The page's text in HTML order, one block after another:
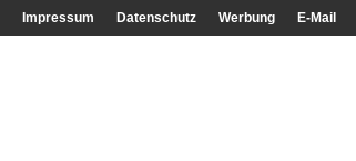
Impressum Datenschutz Werbung E-Mail